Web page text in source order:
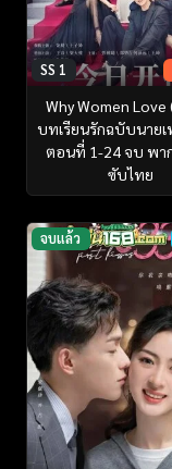
SS 1
Why Women Love
บทเรียนรักฉบับนาย
ตอนที่ 1-24 จบ พา
ซับไทย
จบแล้ว